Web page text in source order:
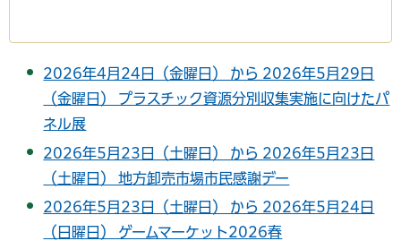
2026年4月24日（金曜日） から 2026年5月29日
（金曜日） プラスチック資源分別収集実施に向けたパ
ネル展
2026年5月23日（土曜日） から 2026年5月23日
（土曜日） 地方卸売市場市民感謝デー
2026年5月23日（土曜日） から 2026年5月24日
（日曜日） ゲームマーケット2026春